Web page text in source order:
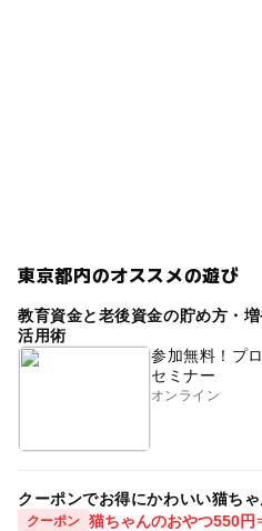
東京都内のオススメの遊び
教育資金と老後資金の貯め方・
活用術
参加無料！プ
セミナー
オンライン
クーポンでお得にかわいい猫ち
クーポン 猫ちゃんのおやつ550